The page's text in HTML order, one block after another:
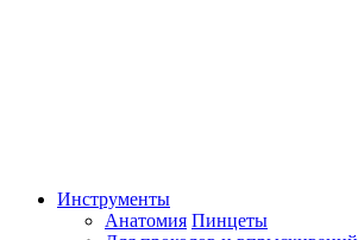
Инструменты
Анатомия Пинцеты